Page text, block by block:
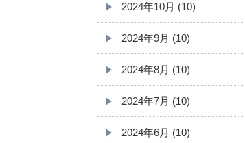
2024年10月 (10)
2024年9月 (10)
2024年8月 (10)
2024年7月 (10)
2024年6月 (10)